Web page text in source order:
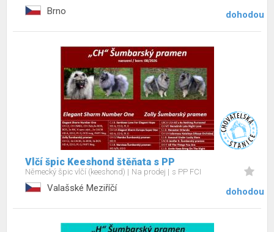
Brno dohodou
Vlčí špic Keeshond štěňata s PP
Německý špic vlčí (keeshond) Na prodej s PP FCI
Valašské Meziříčí dohodou